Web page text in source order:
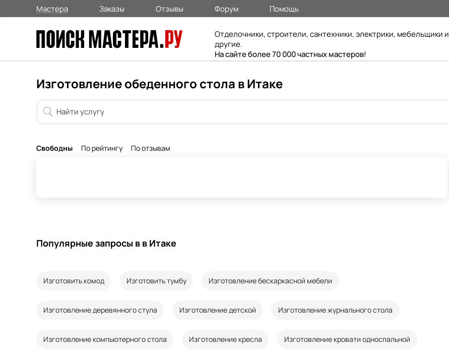
Мастера Заказы Отзывы Форум Помощь
Отделочники, строители, сантехники, электрики, мебельщики и
другие.
На сайте более 70 000 частных мастеров!
Изготовление обеденного стола в Итаке
Свободны По рейтингу По отзывам
Популярные запросы в в Итаке
Изготовить комод Изготовить тумбу Изготовление бескаркасной мебели
Изготовление деревянного стула Изготовление детской Изготовление журнального стола
Изготовление компьютерного стола Изготовление кресла Изготовление кровати односпальной